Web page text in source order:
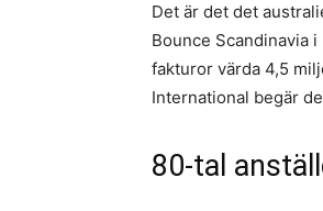
Det är det det
Bounce Scandinavia
fakturor värda 4,5
International begär
80-tal